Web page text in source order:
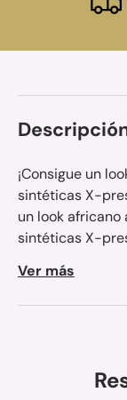
¡Consigue un
sintéticas X-
un look africano
sintéticas X-
Ver más